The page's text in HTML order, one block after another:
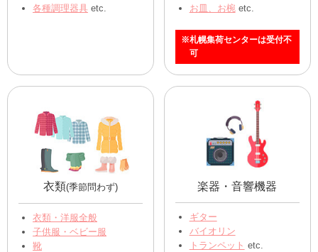
各種調理器具 etc.
お皿、お椀etc.
※札幌集荷センターは受付不
可
衣類(季節問わず)
衣類・洋服全般
子供服・ベビー服
靴
楽器・音響機器
ギター
バイオリン
トランペット etc.